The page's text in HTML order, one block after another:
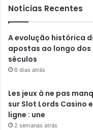
Notícias Recentes
A evolução histórica
apostas ao longo dos
séculos
6 dias atrás
Les jeux à ne pas
sur Slot Lords Casino
ligne : une
2 semanas atrás